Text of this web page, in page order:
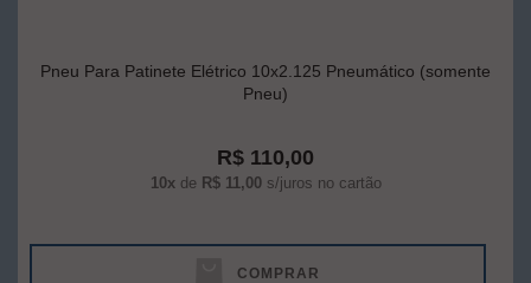
Pneu Para Patinete Elétrico 10x2.125 Pneumático (somente
Pneu)
R$ 110,00
10xde R$ 11,00s/juros no cartão
COMPRAR